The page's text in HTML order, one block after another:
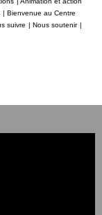
Bienvenue au Centre
suivre Nous soutenir